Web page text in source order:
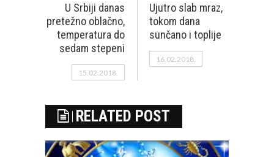
U Srbiji danas
pretežno oblačno,
temperatura do
sedam stepeni
15.02.2018.
Ujutro slab mraz,
tokom dana
sunčano i toplije
16.02.2018.
RELATED POST